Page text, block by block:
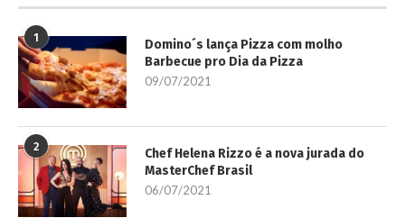
1
Domino´s lança Pizza com molho
Barbecue pro Dia da Pizza
09/07/2021
2
Chef Helena Rizzo é a nova jurada do
MasterChef Brasil
06/07/2021